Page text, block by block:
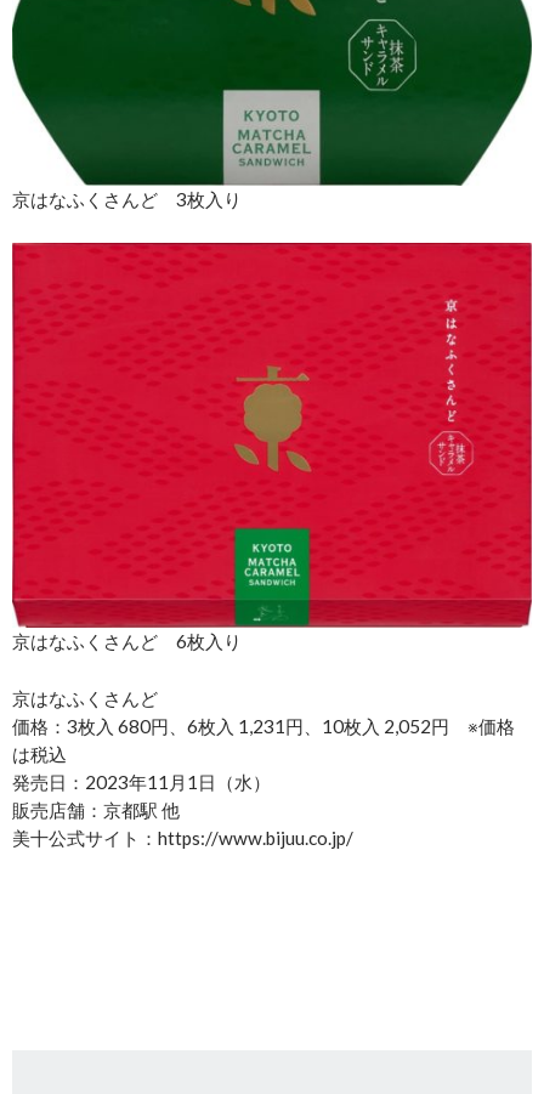
京はなふくさんど 3枚入り
京はなふくさんど 6枚入り
京はなふくさんど
価格：3枚入 680円、6枚入 1,231円、10枚入 2,052円 ※価格
は税込
発売日：2023年11月1日（水）
販売店舗：京都駅 他
美十公式サイト：https://www.bijuu.co.jp/